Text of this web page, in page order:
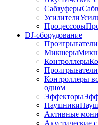
Сабвуферы
Усилители
Процессоры
DJ-оборудование
Проигрыватели
Микшеры
Контроллеры
Контроллеры
одном
Эффекторы
Наушники
Активные
Акустические